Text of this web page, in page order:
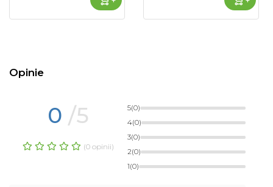
Opinie
0 /5
(0 opinii)
5(0)
4(0)
3(0)
2(0)
1(0)